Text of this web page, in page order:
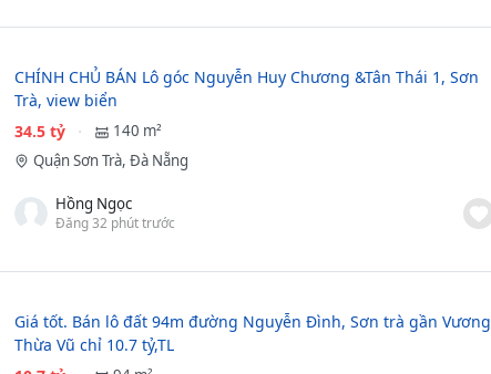
CHÍNH CHỦ BÁN Lô góc Nguyễn Huy Chương &Tân Thái 1, Sơn
Trà, view biển
34.5 tỷ
140 m²
Quận Sơn Trà, Đà Nẵng
Hồng Ngọc
Đăng 32 phút trước
Giá tốt. Bán lô đất 94m đường Nguyễn Đình, Sơn trà gần Vương
Thừa Vũ chỉ 10.7 tỷ,TL